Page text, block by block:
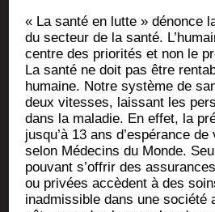
« La san­té en lutte » dénonce
du sec­teur de la san­té.
centre des prio­ri­tés et non le
La san­té ne doit pas être
humaine. Notre sys­tème de
deux vitesses, lais­sant les
dans la mala­die. En effet, la
jusqu’à 13 ans d’espérance
selon Méde­cins du Monde.
pou­vant s’offrir des
ou pri­vées accèdent à des
inad­mis­sible dans une socié­té